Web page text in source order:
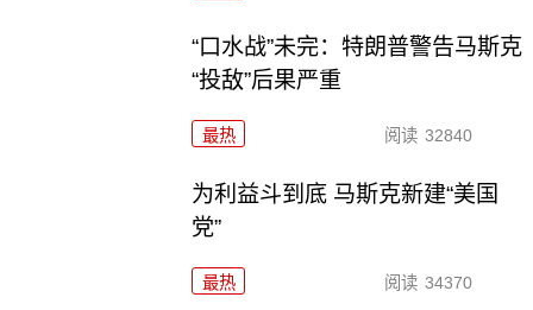
“口水战”未完：特朗普警告马斯克
“投敌”后果严重
最热 阅读 32840
为利益斗到底 马斯克新建“美国
党”
最热 阅读 34370